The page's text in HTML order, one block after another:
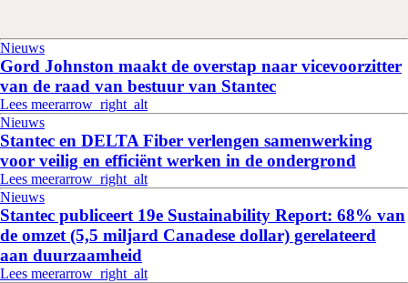
Nieuws
Gord Johnston maakt de overstap naar vicevoorzitter
van de raad van bestuur van Stantec
Lees meerarrow_right_alt
Nieuws
Stantec en DELTA Fiber verlengen samenwerking
voor veilig en efficiënt werken in de ondergrond
Lees meerarrow_right_alt
Nieuws
Stantec publiceert 19e Sustainability Report: 68% van
de omzet (5,5 miljard Canadese dollar) gerelateerd
aan duurzaamheid
Lees meerarrow_right_alt